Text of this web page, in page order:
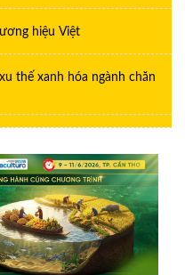
hiệu Việt
thế xanh hóa ngành chăn